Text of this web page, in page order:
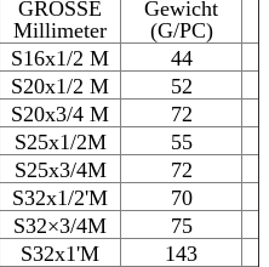
GRÖSSE
Millimeter
Gewicht
(G/PC)
S16x1/2 M
44
S20x1/2 M
52
S20x3/4 M
72
S25x1/2M
55
S25x3/4M
72
S32x1/2'M
70
S32×3/4M
75
S32x1'M 143